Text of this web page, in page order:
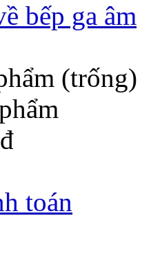
bếp ga âm
(trống)
toán